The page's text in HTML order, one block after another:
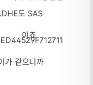
도 SAS
이죠
가 같으니까